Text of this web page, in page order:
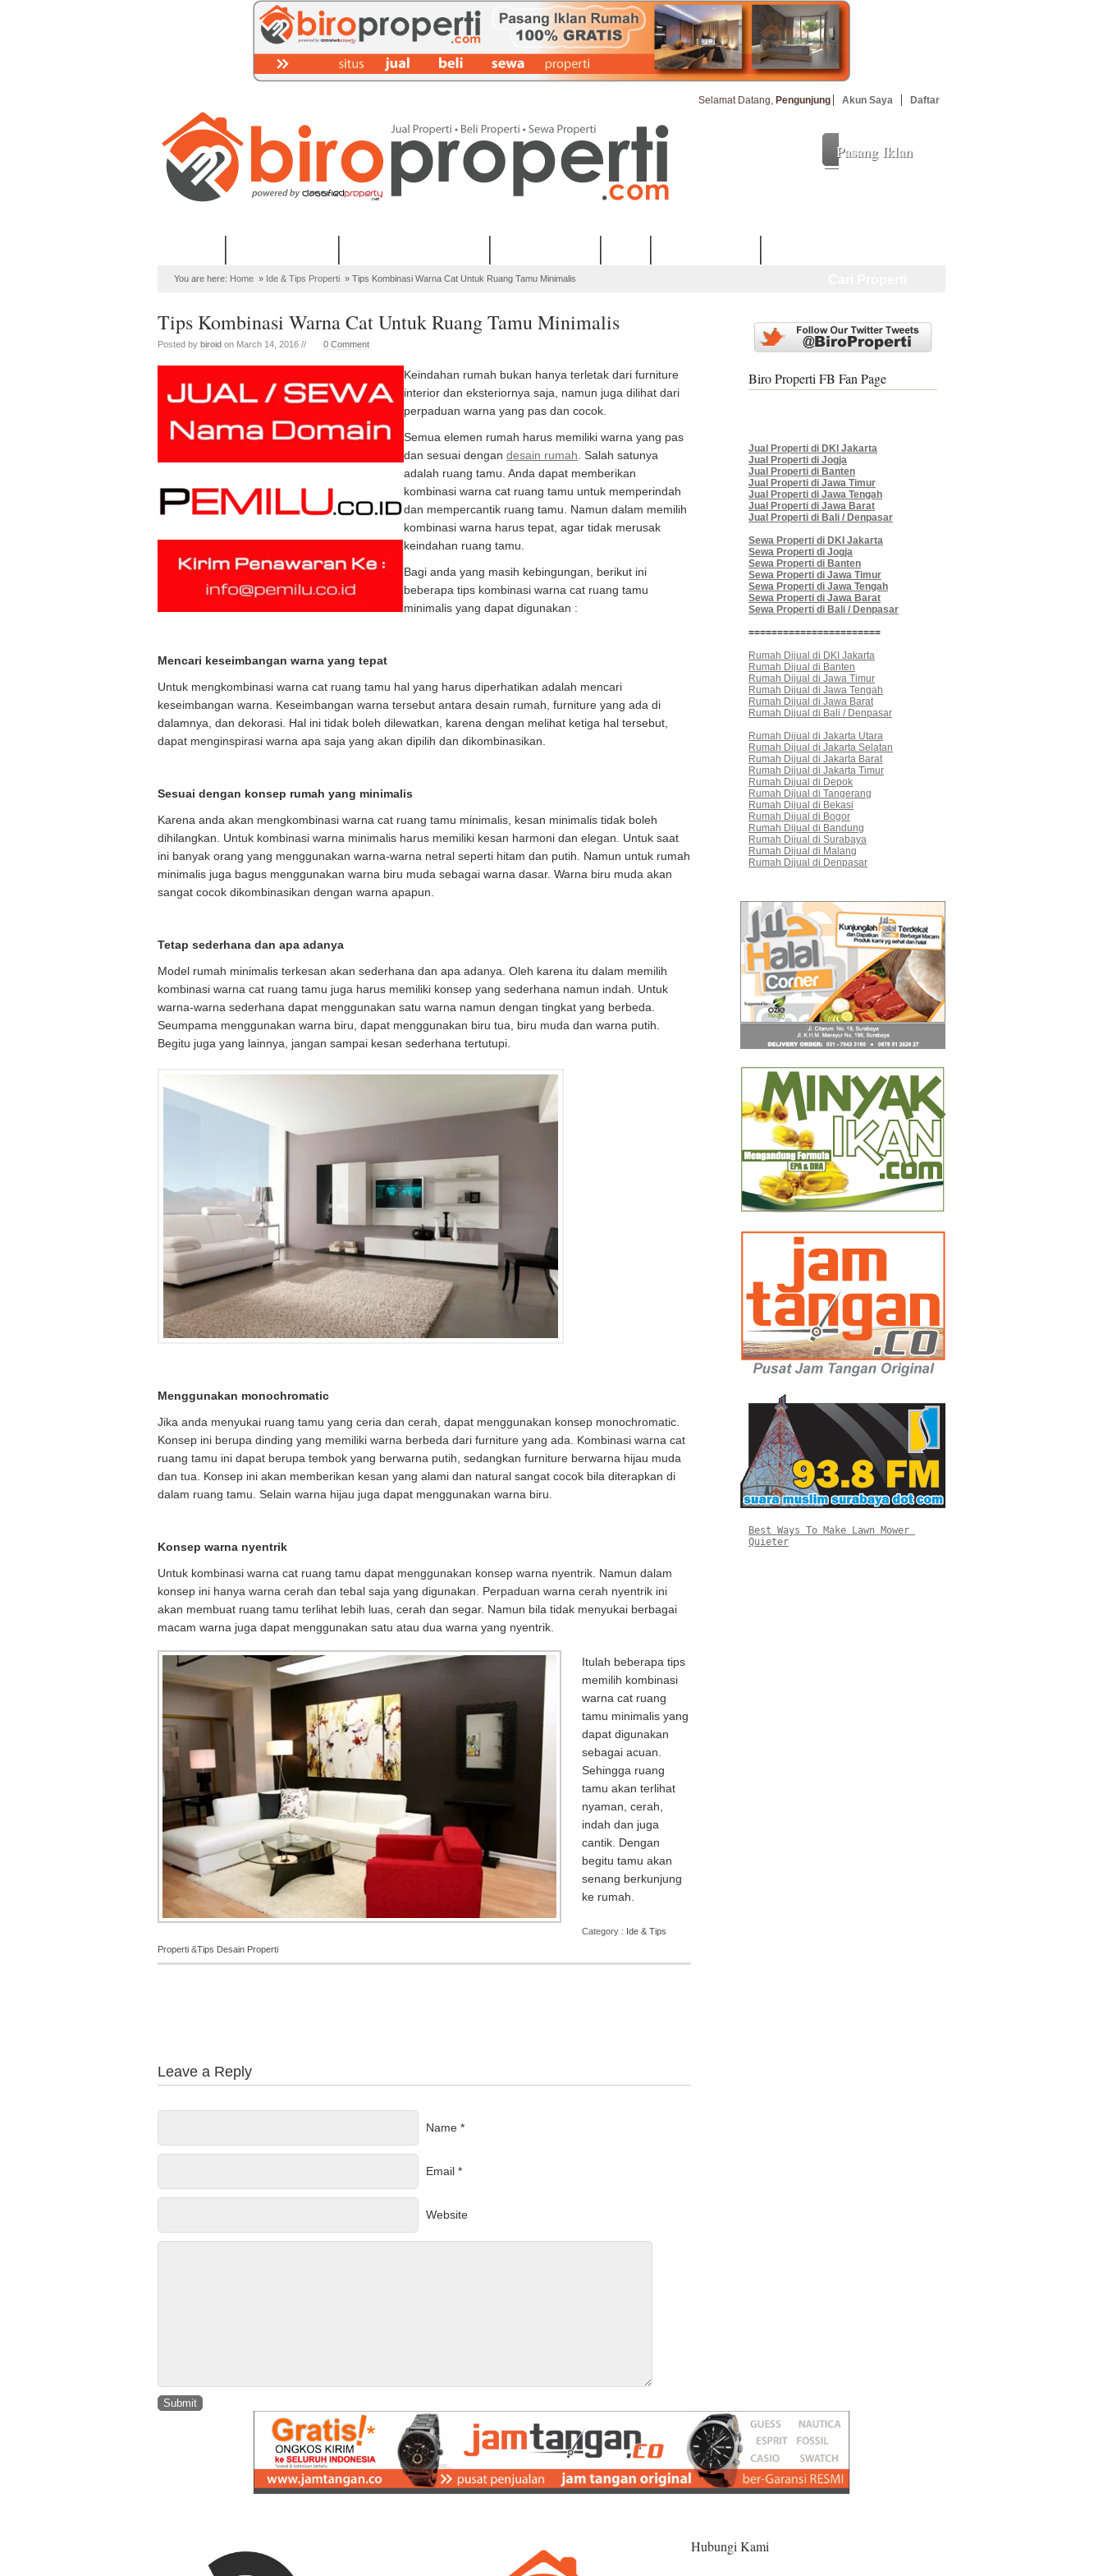
Selamat Datang, Pengunjung Akun Saya Daftar
Pasang Iklan
You are here: Home » Ide & Tips Properti » Tips Kombinasi Warna Cat Untuk Ruang Tamu Minimalis
Tips Kombinasi Warna Cat Untuk Ruang Tamu Minimalis
Posted by biroid on March 14, 2016 // 0 Comment
Keindahan rumah bukan hanya terletak dari furniture
interior dan eksteriornya saja, namun juga dilihat dari
perpaduan warna yang pas dan cocok.
Semua elemen rumah harus memiliki warna yang pas
dan sesuai dengan desain rumah. Salah satunya
adalah ruang tamu. Anda dapat memberikan
kombinasi warna cat ruang tamu untuk memperindah
dan mempercantik ruang tamu. Namun dalam memilih
kombinasi warna harus tepat, agar tidak merusak
keindahan ruang tamu.
Bagi anda yang masih kebingungan, berikut ini
beberapa tips kombinasi warna cat ruang tamu
minimalis yang dapat digunakan :
Mencari keseimbangan warna yang tepat
Untuk mengkombinasi warna cat ruang tamu hal yang harus diperhatikan adalah mencari
keseimbangan warna. Keseimbangan warna tersebut antara desain rumah, furniture yang ada di
dalamnya, dan dekorasi. Hal ini tidak boleh dilewatkan, karena dengan melihat ketiga hal tersebut,
dapat menginspirasi warna apa saja yang akan dipilih dan dikombinasikan.
Sesuai dengan konsep rumah yang minimalis
Karena anda akan mengkombinasi warna cat ruang tamu minimalis, kesan minimalis tidak boleh
dihilangkan. Untuk kombinasi warna minimalis harus memiliki kesan harmoni dan elegan. Untuk saat
ini banyak orang yang menggunakan warna-warna netral seperti hitam dan putih. Namun untuk rumah
minimalis juga bagus menggunakan warna biru muda sebagai warna dasar. Warna biru muda akan
sangat cocok dikombinasikan dengan warna apapun.
Tetap sederhana dan apa adanya
Model rumah minimalis terkesan akan sederhana dan apa adanya. Oleh karena itu dalam memilih
kombinasi warna cat ruang tamu juga harus memiliki konsep yang sederhana namun indah. Untuk
warna-warna sederhana dapat menggunakan satu warna namun dengan tingkat yang berbeda.
Seumpama menggunakan warna biru, dapat menggunakan biru tua, biru muda dan warna putih.
Begitu juga yang lainnya, jangan sampai kesan sederhana tertutupi.
Menggunakan monochromatic
Jika anda menyukai ruang tamu yang ceria dan cerah, dapat menggunakan konsep monochromatic.
Konsep ini berupa dinding yang memiliki warna berbeda dari furniture yang ada. Kombinasi warna cat
ruang tamu ini dapat berupa tembok yang berwarna putih, sedangkan furniture berwarna hijau muda
dan tua. Konsep ini akan memberikan kesan yang alami dan natural sangat cocok bila diterapkan di
dalam ruang tamu. Selain warna hijau juga dapat menggunakan warna biru.
Konsep warna nyentrik
Untuk kombinasi warna cat ruang tamu dapat menggunakan konsep warna nyentrik. Namun dalam
konsep ini hanya warna cerah dan tebal saja yang digunakan. Perpaduan warna cerah nyentrik ini
akan membuat ruang tamu terlihat lebih luas, cerah dan segar. Namun bila tidak menyukai berbagai
macam warna juga dapat menggunakan satu atau dua warna yang nyentrik.
Itulah beberapa tips
memilih kombinasi
warna cat ruang
tamu minimalis yang
dapat digunakan
sebagai acuan.
Sehingga ruang
tamu akan terlihat
nyaman, cerah,
indah dan juga
cantik. Dengan
begitu tamu akan
senang berkunjung
ke rumah.
Category : Ide & Tips
Properti &Tips Desain Properti
Leave a Reply
Name *
Email *
Website
Biro Properti FB Fan Page
Jual Properti di DKI Jakarta
Jual Properti di Jogja
Jual Properti di Banten
Jual Properti di Jawa Timur
Jual Properti di Jawa Tengah
Jual Properti di Jawa Barat
Jual Properti di Bali / Denpasar
Sewa Properti di DKI Jakarta
Sewa Properti di Jogja
Sewa Properti di Banten
Sewa Properti di Jawa Timur
Sewa Properti di Jawa Tengah
Sewa Properti di Jawa Barat
Sewa Properti di Bali / Denpasar
=======================
Rumah Dijual di DKI Jakarta
Rumah Dijual di Banten
Rumah Dijual di Jawa Timur
Rumah Dijual di Jawa Tengah
Rumah Dijual di Jawa Barat
Rumah Dijual di Bali / Denpasar
Rumah Dijual di Jakarta Utara
Rumah Dijual di Jakarta Selatan
Rumah Dijual di Jakarta Barat
Rumah Dijual di Jakarta Timur
Rumah Dijual di Depok
Rumah Dijual di Tangerang
Rumah Dijual di Bekasi
Rumah Dijual di Bogor
Rumah Dijual di Bandung
Rumah Dijual di Surabaya
Rumah Dijual di Malang
Rumah Dijual di Denpasar
Best Ways To Make Lawn Mower
Quieter
Hubungi Kami